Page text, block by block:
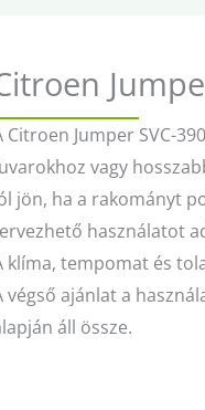
Citroen Jumper SVC-
vagy
jön, ha a rakományt
használatot
klíma, tempomat és
végső ajánlat a
áll össze.